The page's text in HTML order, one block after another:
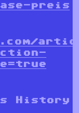
preis
History